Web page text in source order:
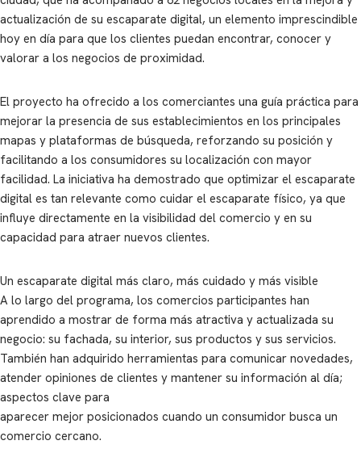
actualización de su escaparate digital, un elemento imprescindible
hoy en día para que los clientes puedan encontrar, conocer y
valorar a los negocios de proximidad.
El proyecto ha ofrecido a los comerciantes una guía práctica para
mejorar la presencia de sus establecimientos en los principales
mapas y plataformas de búsqueda, reforzando su posición y
facilitando a los consumidores su localización con mayor
facilidad. La iniciativa ha demostrado que optimizar el escaparate
digital es tan relevante como cuidar el escaparate físico, ya que
influye directamente en la visibilidad del comercio y en su
capacidad para atraer nuevos clientes.
Un escaparate digital más claro, más cuidado y más visible
A lo largo del programa, los comercios participantes han
aprendido a mostrar de forma más atractiva y actualizada su
negocio: su fachada, su interior, sus productos y sus servicios.
También han adquirido herramientas para comunicar novedades,
atender opiniones de clientes y mantener su información al día;
aspectos clave para
aparecer mejor posicionados cuando un consumidor busca un
comercio cercano.